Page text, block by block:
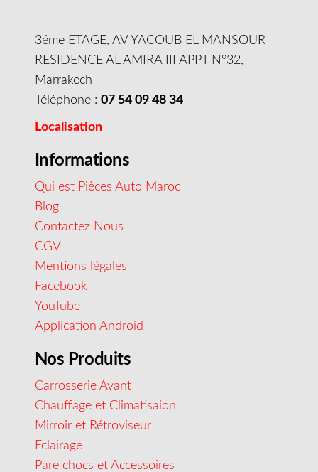
3éme ETAGE, AV YACOUB EL MANSOUR
RESIDENCE AL AMIRA III APPT N°32,
Marrakech
Téléphone : 07 54 09 48 34
Localisation
Informations
Qui est Pièces Auto Maroc
Blog
Contactez Nous
CGV
Mentions légales
Facebook
YouTube
Application Android
Nos Produits
Carrosserie Avant
Chauffage et Climatisaion
Mirroir et Rétroviseur
Eclairage
Pare chocs et Accessoires